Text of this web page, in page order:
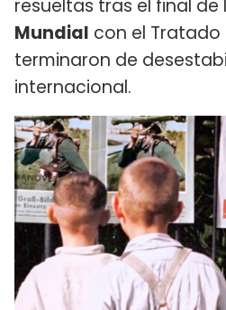
resueltas tras el final de
Mundial con el Tratado
terminaron de
internacional.